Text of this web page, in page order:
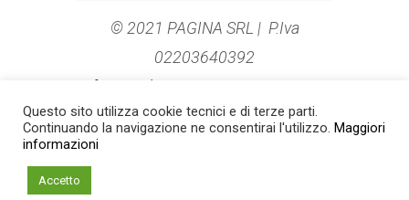
© 2021 PAGINA SRL | P.Iva
02203640392
info@studiopagina.it
Cookie Policy|Privacy Policy
Questo sito utilizza cookie tecnici e di terze parti.
Continuando la navigazione ne consentirai l'utilizzo. Maggiori
informazioni
Accetto